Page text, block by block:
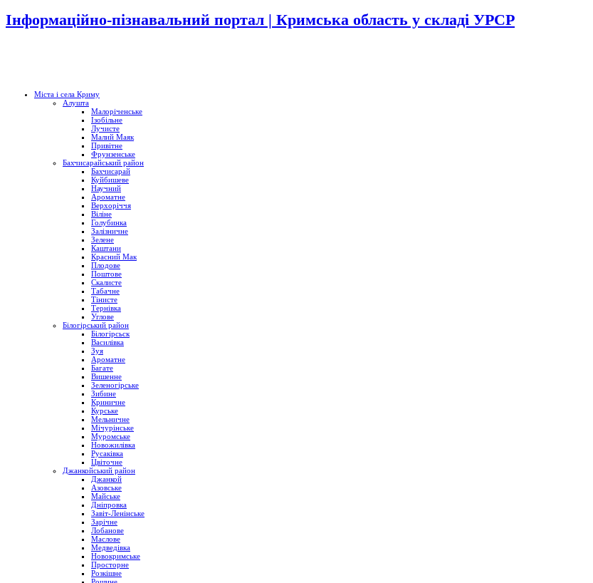
Інформаційно-пізнавальний портал | Кримська область у складі УРСР
Міста і села Криму
Алушта
Малоріченське
Ізобільне
Лучисте
Малий Маяк
Привітне
Фрунзенське
Бахчисарайський район
Бахчисарай
Куйбишеве
Научний
Ароматне
Верхоріччя
Віліне
Голубинка
Залізничне
Зелене
Каштани
Красний Мак
Плодове
Поштове
Скалисте
Табачне
Тінисте
Тернівка
Углове
Білогірський район
Білогірсьск
Василівка
Зуя
Ароматне
Багате
Вишенне
Зеленогірське
Зибине
Криничне
Курське
Мельничне
Мічурінське
Муромське
Новожилівка
Русаківка
Цвіточне
Джанкойський район
Джанкой
Азовське
Майське
Дніпровка
Завіт-Ленінське
Зарічне
Лобанове
Маслове
Медведівка
Новокримське
Просторне
Розкішне